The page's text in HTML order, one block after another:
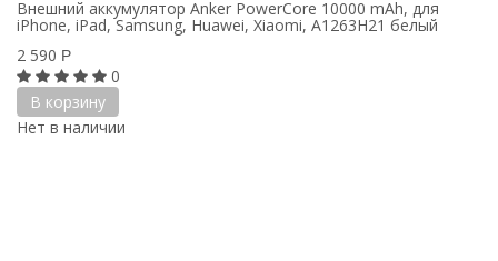
Внешний аккумулятор Anker PowerCore 10000 mAh, для
iPhone, iPad, Samsung, Huawei, Xiaomi, A1263H21 белый
2 590 Р
0
В корзину
Нет в наличии